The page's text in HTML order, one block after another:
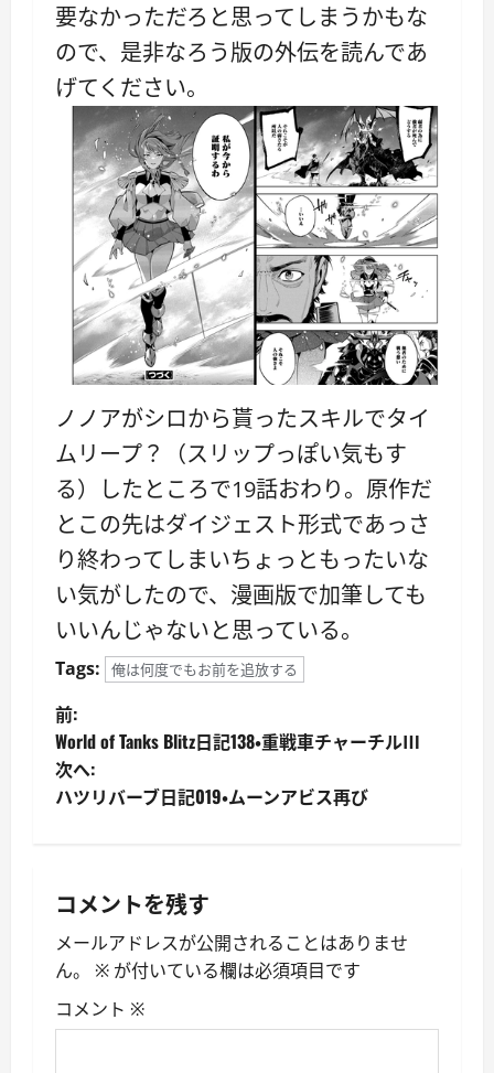
要なかっただろと思ってしまうかもな
ので、是非なろう版の外伝を読んであ
げてください。
ノノアがシロから貰ったスキルでタイ
ムリープ？（スリップっぽい気もす
る）したところで19話おわり。原作だ
とこの先はダイジェスト形式であっさ
り終わってしまいちょっともったいな
い気がしたので、漫画版で加筆しても
いいんじゃないと思っている。
Tags: 俺は何度でもお前を追放する
投
稿
ナ
ゲ
ー
シ
ョ
前:
World of Tanks Blitz日記138・重戦車チャーチルⅢ
次へ:
ハツリバーブ日記019・ムーンアビス再び
コメントを残す
メールアドレスが公開されることはありませ
ん。
※ が付いている欄は必須項目です
コメント ※